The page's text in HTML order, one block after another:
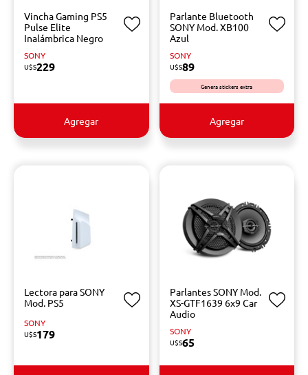
Vincha Gaming PS5
Pulse Elite
Inalámbrica Negro
SONY
U$S229
Agregar
Parlante Bluetooth
SONY Mod. XB100
Azul
SONY
U$S89
Genera stickers extra
Agregar
Lectora para SONY
Mod. PS5
SONY
U$S179
Parlantes SONY Mod.
XS-GTF1639 6x9 Car
Audio
SONY
U$S65